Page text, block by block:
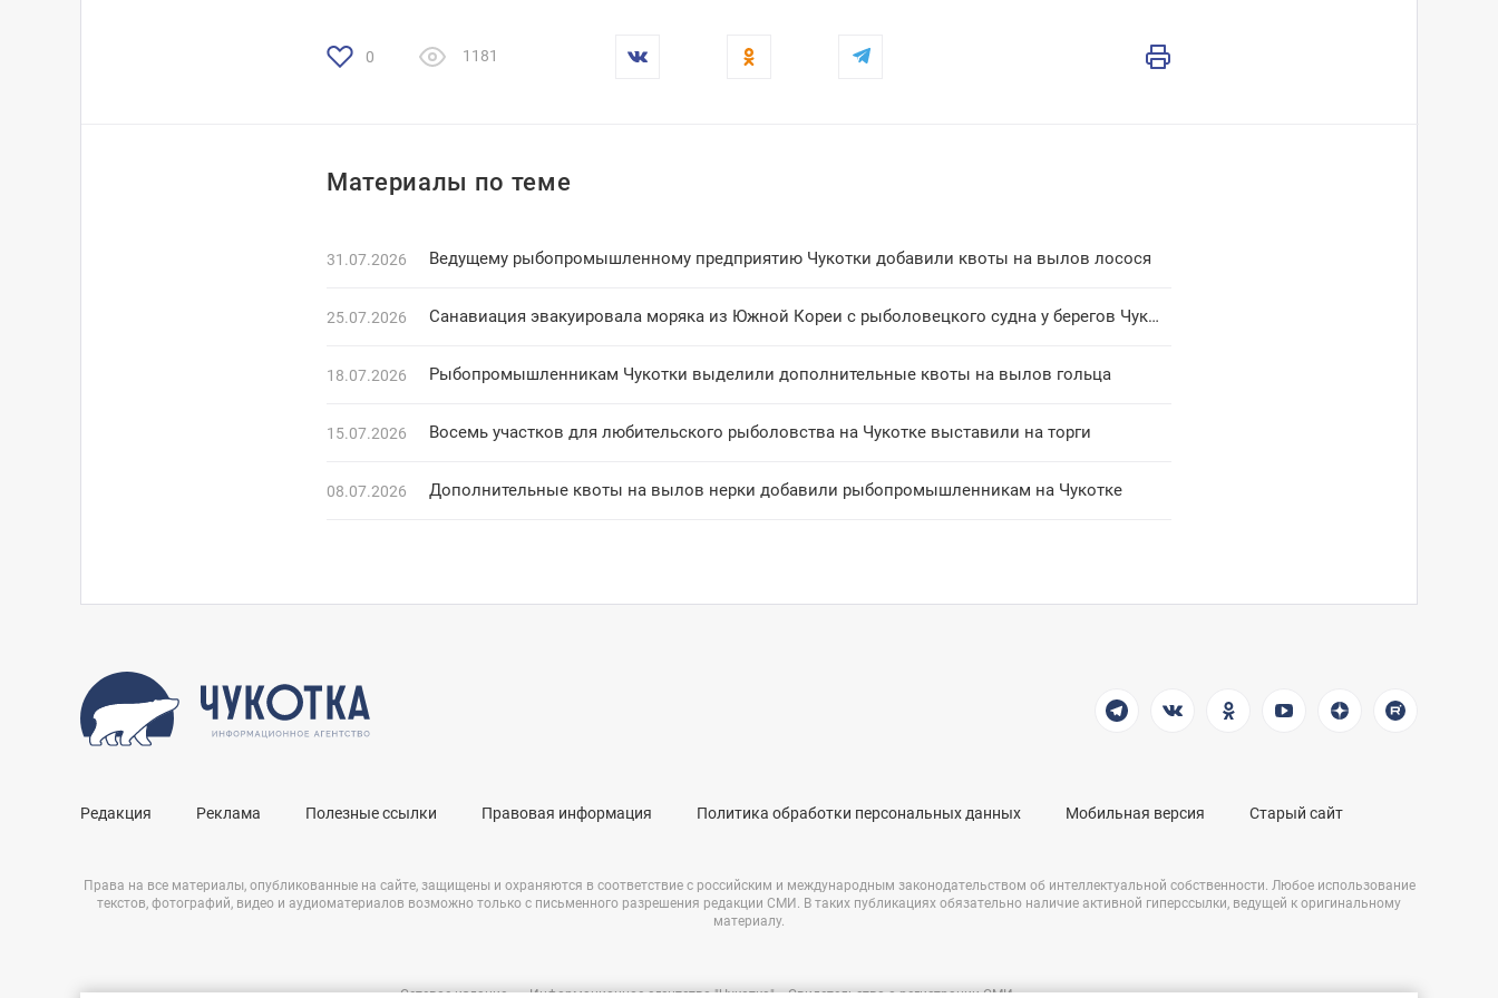
0 1181
Материалы по теме
31.07.2026 Ведущему рыбопромышленному предприятию Чукотки добавили квоты на вылов лосося
25.07.2026 Санавиация эвакуировала моряка из Южной Кореи с рыболовецкого судна у берегов Чукотки
18.07.2026 Рыбопромышленникам Чукотки выделили дополнительные квоты на вылов гольца
15.07.2026 Восемь участков для любительского рыболовства на Чукотке выставили на торги
08.07.2026 Дополнительные квоты на вылов нерки добавили рыбопромышленникам на Чукотке
Редакция Реклама Полезные ссылки Правовая информация Политика обработки персональных данных Мобильная версия Старый сайт
Права на все материалы, опубликованные на сайте, защищены и охраняются в соответствие с российским и международным законодательством об интеллектуальной собственности. Любое использование
текстов, фотографий, видео и аудиоматериалов возможно только с письменного разрешения редакции СМИ. В таких публикациях обязательно наличие активной гиперссылки, ведущей к оригинальному
материалу.
Сетевое издание – «Информационное агентство "Чукотка"». Свидетельство о регистрации СМИ